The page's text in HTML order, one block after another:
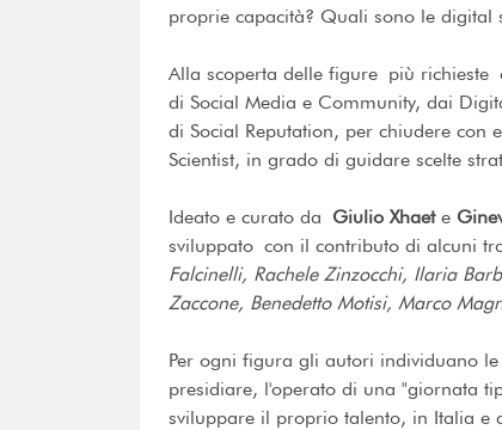
proprie capacità? Quali sono le digital
Alla scoperta delle figure più richieste
di Social Media e Community, dai
di Social Reputation, per chiudere con
Scientist, in grado di guidare scelte
Ideato e curato da Giulio Xhaete
sviluppato con il contributo di alcuni
Falcinelli, Rachele Zinzocchi, Ilaria
Zaccone, Benedetto Motisi, Marco
Per ogni figura gli autori individuano
presidiare, l'operato di una "giornata
sviluppare il proprio talento, in Italia e